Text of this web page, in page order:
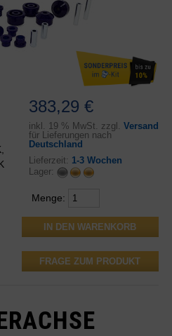
383,29 €
inkl. 19 % MwSt. zzgl. Versand
für Lieferungen nach
Deutschland
Lieferzeit: 1-3 Wochen
Lager:
Menge:
FRAGE ZUM PRODUKT